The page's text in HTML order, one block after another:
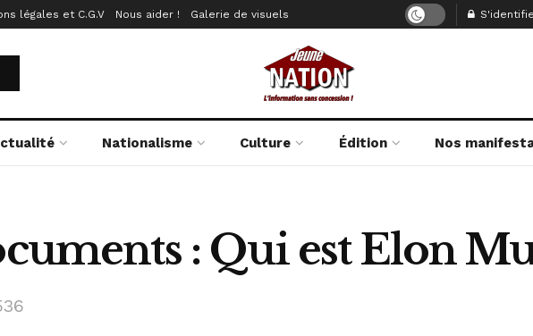
légales et C.G.V Nous aider ! Galerie de visuels
Nationalisme Culture Édition Nos
: Qui est Elon